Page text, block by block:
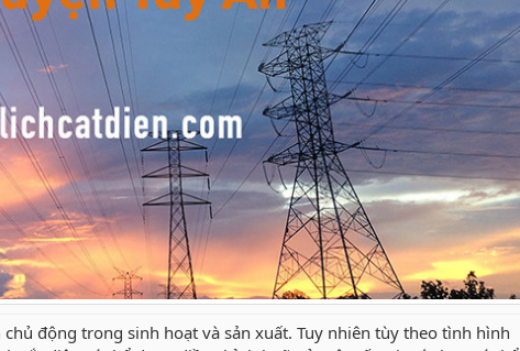
chủ động trong sinh hoạt và sản xuất. Tuy nhiên tùy theo tình hình